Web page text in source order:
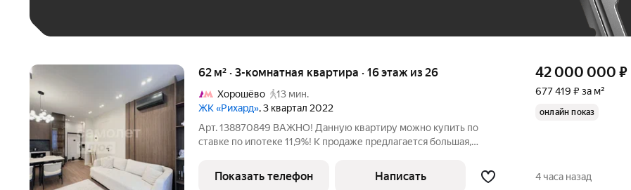
62 м² · 3-комнатная квартира · 16 этаж из 26
Хорошёво
13 мин.
ЖК «Рихард», 3 квартал 2022
Арт. 138870849 ВАЖНО! Данную квартиру можно купить по
ставке по ипотеке 11,9%! К продаже предлагается большая,
высокими потолками 3м, расположенная в Хорошевском районе,
который является
42 000 000 ₽
677 419 ₽ за м²
онлайн показ
Показать телефон Написать 4 часа назад